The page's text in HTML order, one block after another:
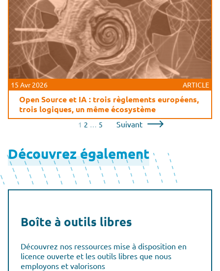
15 Avr 2026 ARTICLE
Open Source et IA : trois règlements européens,
trois logiques, un même écosystème
des
publications
1 2 … 5 Suivant
Découvrez également
Boîte à outils libres
Découvrez nos ressources mise à disposition en
licence ouverte et les outils libres que nous
employons et valorisons